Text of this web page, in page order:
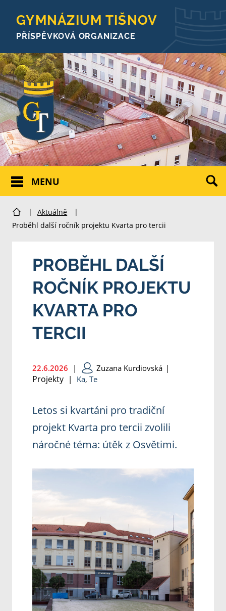
GYMNÁZIUM TIŠNOV
PŘÍSPĚVKOVÁ ORGANIZACE
MENU
| Aktuálně
|
Proběhl další ročník projektu Kvarta pro tercii
PROBĚHL DALŠÍ
ROČNÍK PROJEKTU
KVARTA PRO
TERCII
22.6.2026 | Zuzana Kurdiovská |
Projekty | Ka,Te
Letos si kvartáni pro tradiční
projekt Kvarta pro tercii zvolili
náročné téma: útěk z Osvětimi.